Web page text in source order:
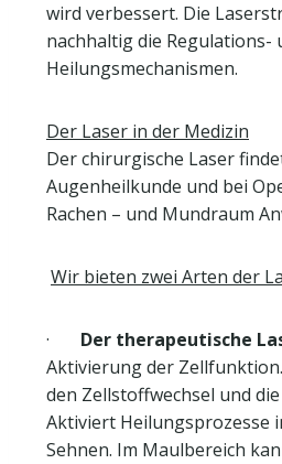
wird verbessert. Die
nachhaltig die Regulations-
Heilungsmechanismen.
Der Laser in der Medizin
Der chirurgische Laser
Augenheilkunde und bei
Rachen – und Mundraum
Wir bieten zwei Arten der
· Der therapeutische
Aktivierung der
den Zellstoffwechsel und
Aktiviert Heilungsprozesse
Sehnen. Im Maulbereich